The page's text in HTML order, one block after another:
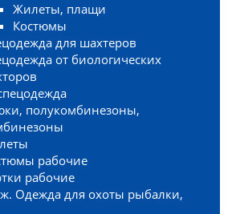
Жилеты, плащи
Костюмы
для шахтеров
от биологических
полукомбинезоны,
рабочие
рабочие
Одежда для охоты рыбалки,